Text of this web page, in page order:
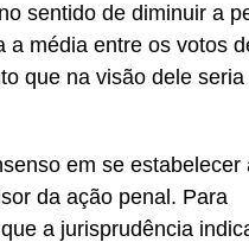
sentido de diminuir a
a média entre os votos
que na visão dele seria
em se estabelecer
da ação penal. Para
a jurisprudência